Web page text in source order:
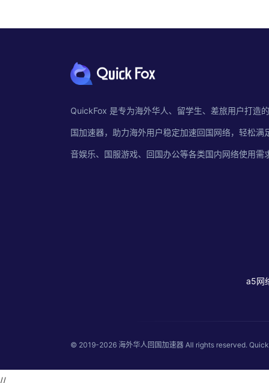
QuickFox 是专为海外华人、留学生、差旅用户打造
国加速器，助力海外用户稳定加速回国网络，轻松满
音娱乐、国服游戏、回国办公等各类国内网络使用需
a5网
© 2019-2026 海外华人回国加速器 All rights reserved.
//